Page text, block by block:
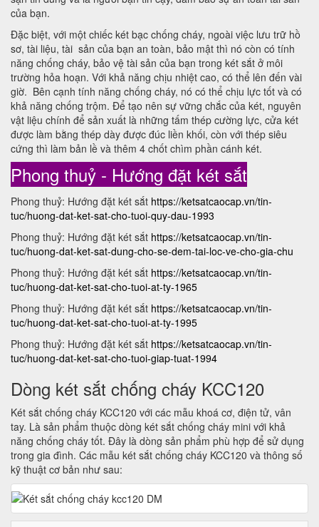
của bạn.
Đặc biệt, với một chiếc két bạc chống cháy, ngoài việc lưu trữ hồ
sơ, tài liệu, tài sản của bạn an toàn, bảo mật thì nó còn có tính
năng chống cháy, bảo vệ tài sản của bạn trong két sắt ở môi
trường hỏa hoạn. Với khả năng chịu nhiệt cao, có thể lên đến vài
giờ. Bên cạnh tính năng chống cháy, nó có thể chịu lực tốt và có
khả năng chống trộm. Để tạo nên sự vững chắc của két, nguyên
vật liệu chính để sản xuất là những tấm thép cường lực, cửa két
được làm bằng thép dày được đúc liền khối, còn với thép siêu
cứng thì làm bản lề và thêm 4 chốt chìm phần cánh két.
Phong thuỷ - Hướng đặt két sắt
Phong thuỷ: Hướng đặt két sắt https://ketsatcaocap.vn/tin-
tuc/huong-dat-ket-sat-cho-tuoi-quy-dau-1993
Phong thuỷ: Hướng đặt két sắt https://ketsatcaocap.vn/tin-
tuc/huong-dat-ket-sat-dung-cho-se-dem-tai-loc-ve-cho-gia-chu
Phong thuỷ: Hướng đặt két sắt https://ketsatcaocap.vn/tin-
tuc/huong-dat-ket-sat-cho-tuoi-at-ty-1965
Phong thuỷ: Hướng đặt két sắt https://ketsatcaocap.vn/tin-
tuc/huong-dat-ket-sat-cho-tuoi-at-ty-1995
Phong thuỷ: Hướng đặt két sắt https://ketsatcaocap.vn/tin-
tuc/huong-dat-ket-sat-cho-tuoi-giap-tuat-1994
Dòng két sắt chống cháy KCC120
Két sắt chống cháy KCC120 với các mẫu khoá cơ, điện tử, vân
tay. Là sản phẩm thuộc dòng két sắt chống cháy mini với khả
năng chống cháy tốt. Đây là dòng sản phẩm phù hợp để sử dụng
trong gia đình. Các mẫu két sắt chống cháy KCC120 và thông số
kỹ thuật cơ bản như sau: